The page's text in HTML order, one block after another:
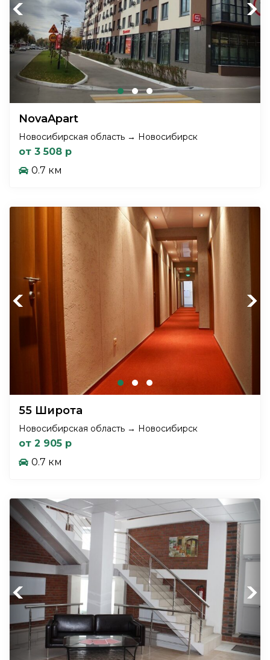
Previous Next
NovaApart
Новосибирская область → Новосибирск
от 3 508 р
0.7 км
Previous Next
55 Широта
Новосибирская область → Новосибирск
от 2 905 р
0.7 км
Previous Next